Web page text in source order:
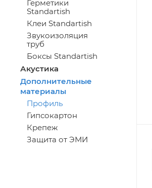
Герметики
Standartish
Клеи Standartish
Звукоизоляция
труб
Боксы Standartish
Акустика
Дополнительные
материалы
Профиль
Гипсокартон
Крепеж
Защита от ЭМИ